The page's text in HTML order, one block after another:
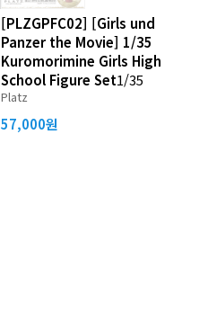
[PLZGPFC02] [Girls und
Panzer the Movie] 1/35
Kuromorimine Girls High
School Figure Set1/35
Platz
57,000원